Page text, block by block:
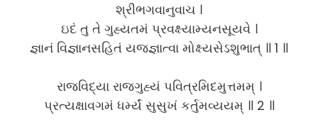
શ્રીભગવાનુવાચ ।
ઇદં તુ તે ગુહ્યતમં પ્રવક્ષ્યામ્યનસૂયવે ।
જ્ઞાનં વિજ્ઞાનસહિતં યજ્જ્ઞાત્વા મોક્ષ્યસેઽશુભાત્ ॥ 1 ॥
રાજવિદ્યા રાજગુહ્યં પવિત્રમિદમુત્તમમ્ ।
પ્રત્યક્ષાવગમં ધર્મ્યં સુસુખં કર્તુમવ્યયમ્ ॥ 2 ॥